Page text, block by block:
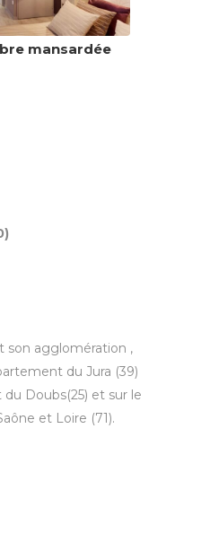
mansardée
son agglomération ,
du Jura (39)
Doubs(25) et sur le
et Loire (71).